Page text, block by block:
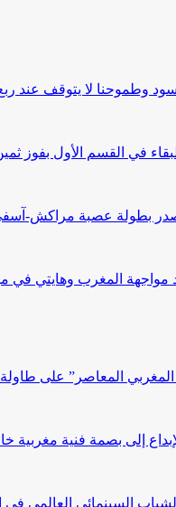
وطموحنا لا يتوقف عند ربع
في القسم الأول بفوز
بطولة عصبة مراكش-
المغرب وهايتي في
المعاصر” على
إلى بصمة فنية مغربية
السينمائي العالمي